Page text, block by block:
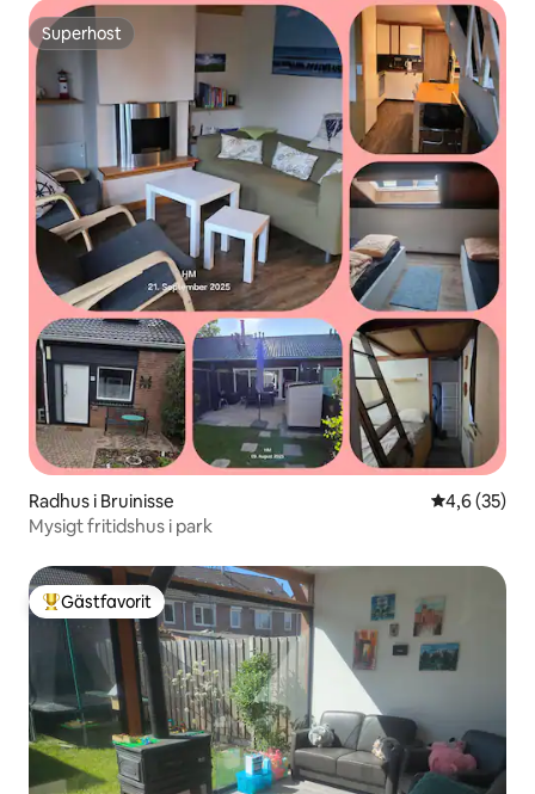
Superhost
Superhost
Radhus i Bruinisse 4,6 av 5 i
4,6 (35)
Mysigt fritidshus i park
Populär gästfavorit
Gästfavorit